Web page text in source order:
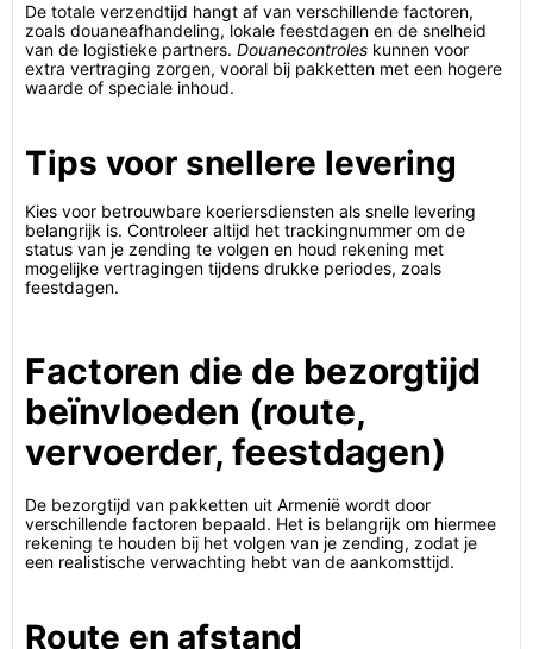
De totale verzendtijd hangt af van verschillende factoren,
zoals douaneafhandeling, lokale feestdagen en de snelheid
van de logistieke partners. Douanecontroles kunnen voor
extra vertraging zorgen, vooral bij pakketten met een hogere
waarde of speciale inhoud.
Tips voor snellere levering
Kies voor betrouwbare koeriersdiensten als snelle levering
belangrijk is. Controleer altijd het trackingnummer om de
status van je zending te volgen en houd rekening met
mogelijke vertragingen tijdens drukke periodes, zoals
feestdagen.
Factoren die de bezorgtijd
beïnvloeden (route,
vervoerder, feestdagen)
De bezorgtijd van pakketten uit Armenië wordt door
verschillende factoren bepaald. Het is belangrijk om hiermee
rekening te houden bij het volgen van je zending, zodat je
een realistische verwachting hebt van de aankomsttijd.
Route en afstand